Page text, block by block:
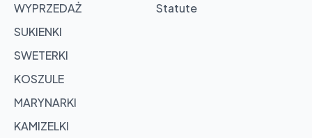
products
WYPRZEDAŻ
SUKIENKI
SWETERKI
KOSZULE
MARYNARKI
KAMIZELKI
Statute